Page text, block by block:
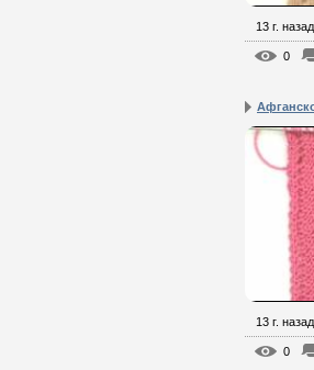
13 г. назад
0
13 г. назад
0